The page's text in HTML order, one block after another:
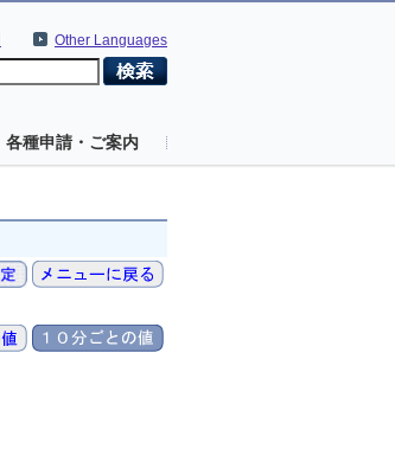
Other Languages
各種申請・ご案内